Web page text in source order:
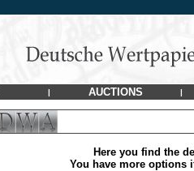
| AUCTIONS |
Here you find the
You have more options